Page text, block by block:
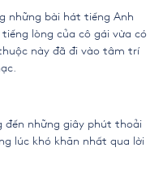
những bài hát tiếng Anh
lòng của cô gái vừa có
này đã đi vào tâm trí
đến những giây phút thoải
lúc khó khăn nhất qua lời